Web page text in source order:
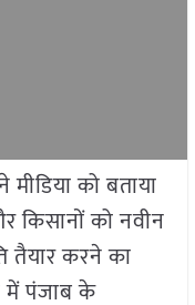
को बताया
किसानों को नवीन
तैयार करने का
में पंजाब के